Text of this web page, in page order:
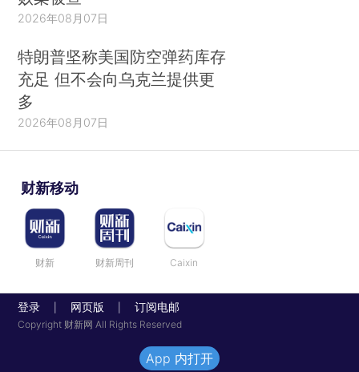
2026年08月07日
特朗普坚称美国防空弹药库存
充足 但不会向乌克兰提供更
多
2026年08月07日
财新移动
财新 财新周刊 Caixin
登录 网页版 订阅电邮
Copyright 财新网 All Rights Reserved
App 内打开